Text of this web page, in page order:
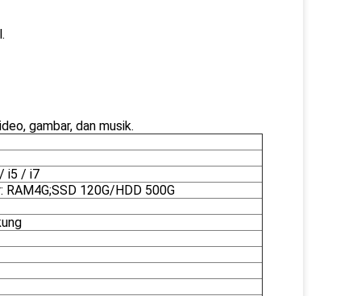
gambar, dan musik.
i5 / i7
RAM4G;SSD 120G/HDD 500G